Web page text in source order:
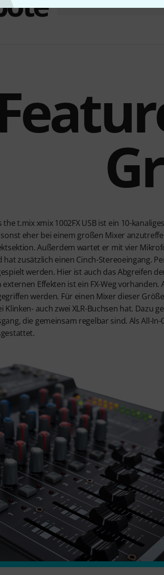
the t.mix xmix 1002FX USB ist ein 10-
eher bei einem großen Mixer
Außerdem wartet er mit vier
hat zusätzlich einen Cinch-Stereoeingang.
werden. Hier ist auch das Abgreifen
externen Effekten ist ein FX-Weg
werden. Für einen Mixer dieser
Klinken- auch zwei XLR-Buchsen hat. Dazu
die gemeinsam regelbar sind. Als All-